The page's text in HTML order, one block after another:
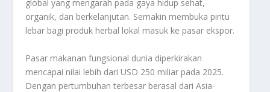
global yang mengarah pada gaya hidup sehat,
organik, dan berkelanjutan. Semakin membuka pintu
lebar bagi produk herbal lokal masuk ke pasar ekspor.
Pasar makanan fungsional dunia diperkirakan
mencapai nilai lebih dari USD 250 miliar pada 2025.
Dengan pertumbuhan terbesar berasal dari Asia-